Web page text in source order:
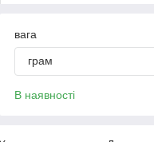
вага
грам
В наявності